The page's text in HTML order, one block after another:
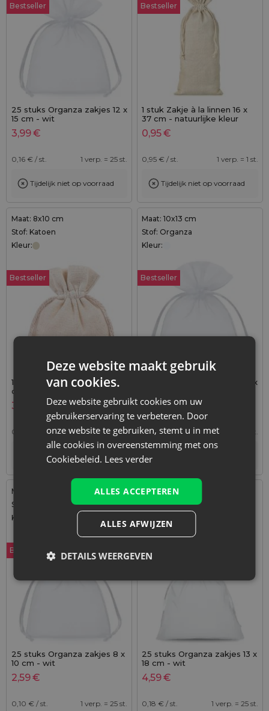
Bestseller
25 stuks Organza zakjes 12 x
15 cm - wit
3,99€
0,16 € / st. 1 verp. = 25 st.
Tijdelijk niet op voorraad
Bestseller
1 stuk Zakje à la linnen 16 x
37 cm - natuurlijke kleur
0,95€
0,95 € / st. 1 verp. = 1 st.
Tijdelijk niet op voorraad
Maat: 8x10 cm
Stof: Katoen
Kleur:
Bestseller
10 st. katoenen zakjes 8 x 10
cm - naturel, dubbele
trekkoord
3,09
0,31 1 verp. = 10 st.
Tijdelijk niet op voorraad
Maat: 10x13 cm
Stof: Organza
Kleur:
Bestseller
25 stuks Organza zakjes 10 x
3,29€
0,13 € / st. 1 verp. = 25 st.
–
Maat: 8x10 cm
Stof: Organza
Kleur:
Bestseller
25 stuks Organza zakjes 8 x
10 cm - wit
2,59€
0,10 € / st. 1 verp. = 25 st.
Maat: 13x18 cm
Stof: Organza
25 stuks Organza zakjes 13 x
18 cm - wit
4,59€
0,18 € / st. 1 verp. = 25 st.
Deze website maakt gebruik
van cookies.
Deze website gebruikt cookies om uw
gebruikerservaring te verbeteren. Door
onze website te gebruiken, stemt u in met
alle cookies in overeenstemming met ons
Cookiebeleid. Lees verder
ALLES ACCEPTEREN
ALLES AFWIJZEN
DETAILS WEERGEVEN